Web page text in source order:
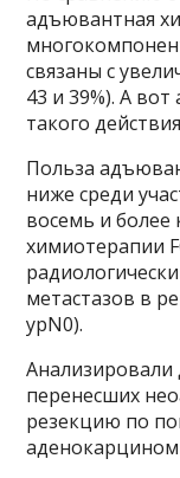
адъювантная
связаны с
43 и 39%). А
такого
Польза
ниже среди
восемь и
химиотерапии
метастазов в
ypN0).
перенесших
резекцию по